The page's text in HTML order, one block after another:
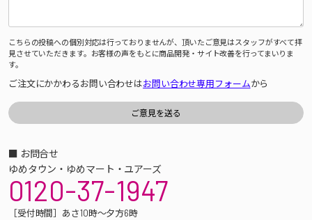
こちらの投稿への個別対応は行っておりませんが、頂いたご意見はスタッフがすべて拝
見させていただきます。お客様の声をもとに商品開発・サイト改善を行ってまいりま
す。
ご注文にかかわるお問い合わせはお問い合わせ専用フォームから
■ お問合せ
ゆめタウン・ゆめマート・ユアーズ
0120-37-1947
［受付時間］あさ10時～夕方6時